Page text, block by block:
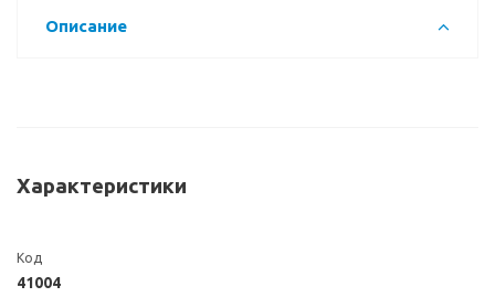
Описание
Характеристики
Код
41004